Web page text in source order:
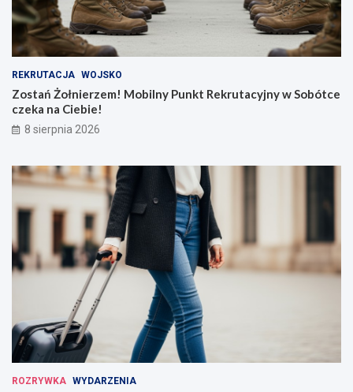
REKRUTACJA WOJSKO
Zostań Żołnierzem! Mobilny Punkt Rekrutacyjny w Sobótce
czeka na Ciebie!
8 sierpnia 2026
ROZRYWKA WYDARZENIA